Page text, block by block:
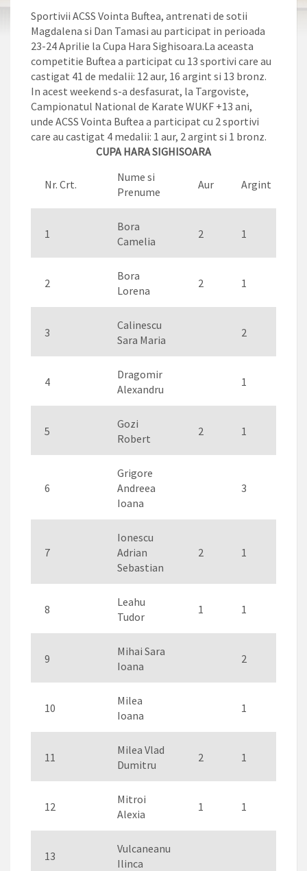
Sportivii ACSS Vointa Buftea, antrenati de sotii
Magdalena si Dan Tamasi au participat in perioada
23-24 Aprilie la Cupa Hara Sighisoara.La aceasta
competitie Buftea a participat cu 13 sportivi care au
castigat 41 de medalii: 12 aur, 16 argint si 13 bronz.
In acest weekend s-a desfasurat, la Targoviste,
Campionatul National de Karate WUKF +13 ani,
unde ACSS Vointa Buftea a participat cu 2 sportivi
care au castigat 4 medalii: 1 aur, 2 argint si 1 bronz.
CUPA HARA SIGHISOARA
Nr. Crt.
Nume si
Prenume
Aur Argint
1
Bora
Camelia
2 1
2
Bora
Lorena
2 1
3
Calinescu
Sara Maria
2
4
Dragomir
Alexandru
1
5
Gozi
Robert
2 1
6
Grigore
Andreea
Ioana
3
7
Ionescu
Adrian
Sebastian
2 1
8
Leahu
Tudor
1 1
9
Mihai Sara
Ioana
2
10
Milea
Ioana
1
11
Milea Vlad
Dumitru
2 1
12
Mitroi
Alexia
1 1
13
Vulcaneanu
Ilinca